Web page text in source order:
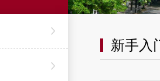
新手入